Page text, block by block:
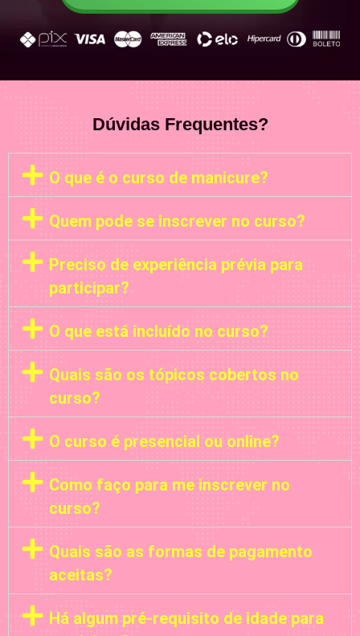
Dúvidas Frequentes?
O que é o curso de manicure?
Quem pode se inscrever no curso?
Preciso de experiência prévia para
participar?
O que está incluído no curso?
Quais são os tópicos cobertos no
curso?
O curso é presencial ou online?
Como faço para me inscrever no
curso?
Quais são as formas de pagamento
aceitas?
Há algum pré-requisito de idade para